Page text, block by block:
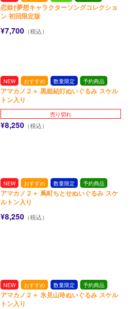
恋姫†夢想キャラクターソングコレクショ
ン 初回限定版
¥7,700 （税込）
NEW おすすめ 数量限定 予約商品
アマカノ２＋ 黒姫結灯ぬいぐるみ スケル
トン入り
売り切れ
¥8,250 （税込）
NEW おすすめ 数量限定 予約商品
アマカノ２＋ 蔦町ちとせぬいぐるみ スケ
ルトン入り
¥8,250 （税込）
NEW おすすめ 数量限定 予約商品
アマカノ２＋ 氷見山玲ぬいぐるみ スケル
トン入り